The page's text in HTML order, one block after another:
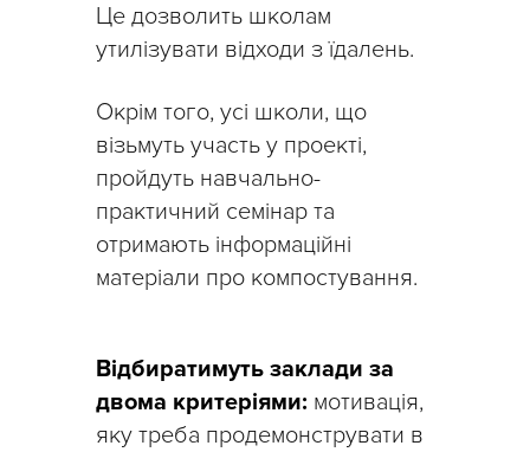
Це дозволить школам
утилізувати відходи з їдалень.
Окрім того, усі школи, що
візьмуть участь у проекті,
пройдуть навчально-
практичний семінар та
отримають інформаційні
матеріали про компостування.
Відбиратимуть заклади за
двома критеріями: мотивація,
яку треба продемонструвати в